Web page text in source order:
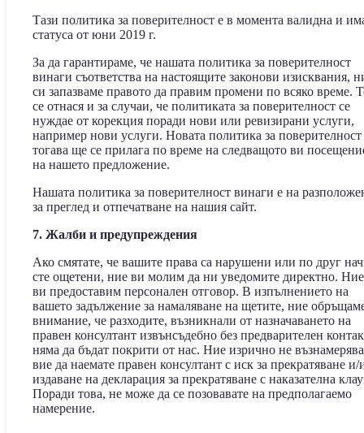
Тази политика за поверителност е в момента валидна и
статуса от юни 2019 г.
За да гарантираме, че нашата политика за поверителност
винаги съответства на настоящите законови изисквания,
си запазваме правото да правим промени по всяко време.
се отнася и за случаи, че политиката за поверителност се
нуждае от корекция поради нови или ревизирани услуги,
например нови услуги. Новата политика за поверителност
тогава ще се прилага по време на следващото ви
на нашето предложение.
Нашата политика за поверителност винаги е на
за преглед и отпечатване на нашия сайт.
7. Жалби и предупреждения
Ако смятате, че вашите права са нарушени или по друг
сте ощетени, ние ви молим да ни уведомите директно.
ви предоставим персонален отговор. В изпълнението на
вашето задължение за намаляване на щетите, ние
внимание, че разходите, възникнали от назначаването на
правен консултант извънсъдебно без предварителен
няма да бъдат покрити от нас. Ние изрично не
вие да наемате правен консултант с иск за прекратяване и/
издаване на декларация за прекратяване с наказателна
Поради това, не може да се позовавате на предполагаемо
намерение.